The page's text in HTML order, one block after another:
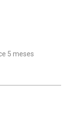
5 meses